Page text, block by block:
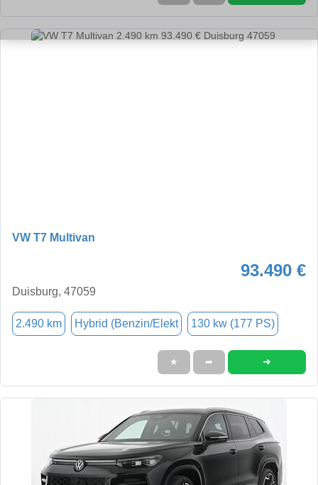
VW T7 Multivan
93.490 €
Duisburg, 47059
2.490 km Hybrid (Benzin/Elekt 130 kw (177 PS)
★ ➦ ➜